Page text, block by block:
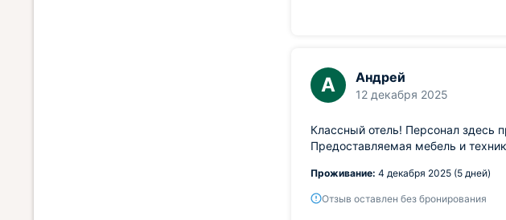
А Андрей
12 декабря 2025
Классный отель! Персонал здесь
Предоставляемая мебель и
Проживание: 4 декабря 2025 (5 дней)
Отзыв оставлен без бронирования